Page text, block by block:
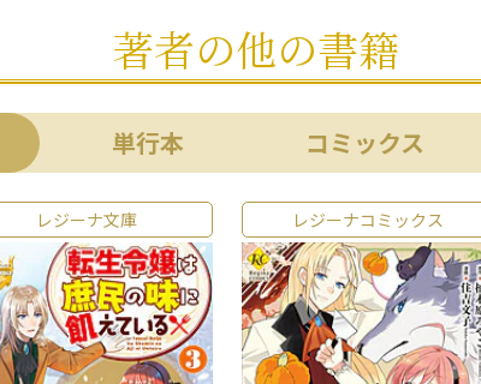
著者の他の書籍
単行本 コミックス
レジーナ文庫 レジーナコミックス